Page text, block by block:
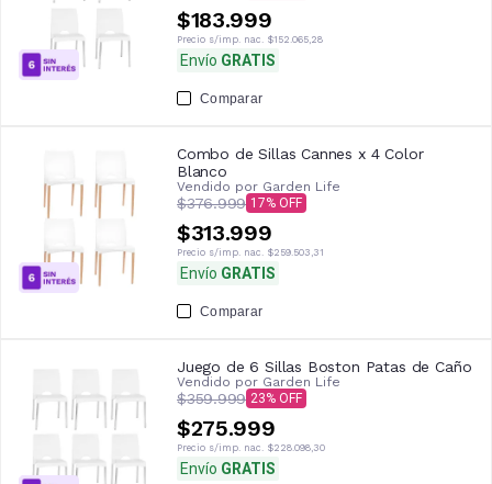
$183.999
Precio s/imp. nac. $152.065,28
Envío GRATIS
Comparar
Combo de Sillas Cannes x 4 Color
Blanco
Vendido por Garden Life
$376.999 17
$313.999
Precio s/imp. nac. $259.503,31
Envío GRATIS
Comparar
Juego de 6 Sillas Boston Patas de Caño
Vendido por Garden Life
$359.999 23
$275.999
Precio s/imp. nac. $228.098,30
Envío GRATIS